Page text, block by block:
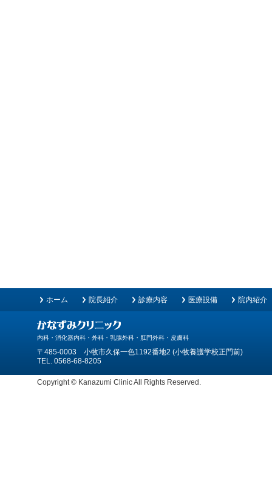
ホーム 院長紹介 診療内容 医療設備 院内紹介
内科・消化器内科・外科・乳腺外科・肛門外科・皮膚科
〒485-0003 小牧市久保一色1192番地2 (小牧養護学校正門前)
TEL. 0568-68-8205
Copyright © Kanazumi Clinic All Rights Reserved.